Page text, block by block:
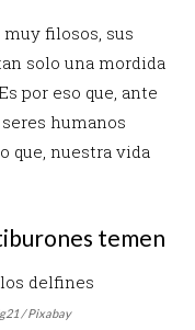
muy filosos, sus
solo una mordida
Es por eso que, ante
humanos
que, nuestra vida
temen
/ Pixabay